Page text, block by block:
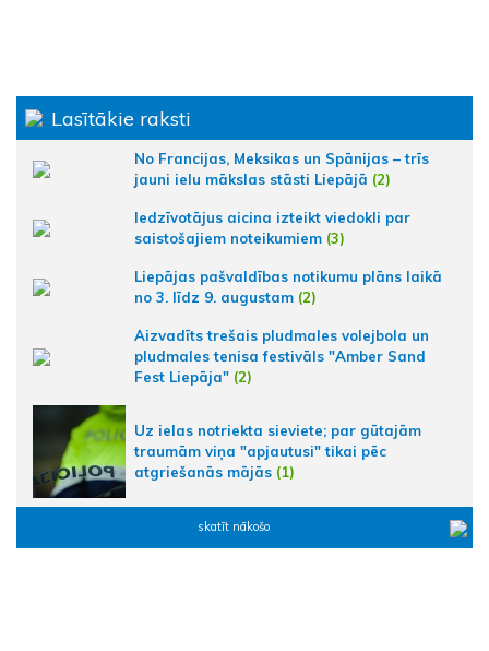
Lasītākie raksti
No Francijas, Meksikas un Spānijas – trīs
jauni ielu mākslas stāsti Liepājā (2)
Iedzīvotājus aicina izteikt viedokli par
saistošajiem noteikumiem (3)
Liepājas pašvaldības notikumu plāns laikā
no 3. līdz 9. augustam (2)
Aizvadīts trešais pludmales volejbola un
pludmales tenisa festivāls "Amber Sand
Fest Liepāja" (2)
Uz ielas notriekta sieviete; par gūtajām
traumām viņa "apjautusi" tikai pēc
atgriešanās mājās (1)
skatīt nākošo